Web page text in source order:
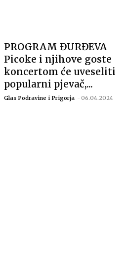
PROGRAM ĐURĐEVA
Picoke i njihove goste
koncertom će uveseliti
popularni pjevač,...
Glas Podravine i Prigorja - 06.04.2024